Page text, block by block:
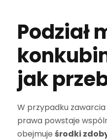
Podział
jak
W przypadku
prawa powstaje
obejmuje środki